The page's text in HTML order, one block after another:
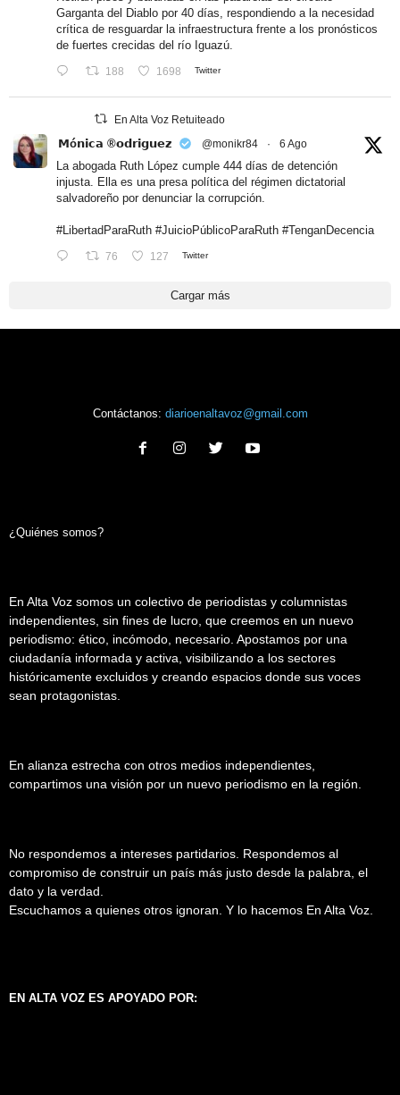
Garganta del Diablo por 40 días, respondiendo a la necesidad
crítica de resguardar la infraestructura frente a los pronósticos
de fuertes crecidas del río Iguazú.
188 1698 Twitter
En Alta Voz Retuiteado
𝗠ó𝗻𝗶𝗰𝗮 ®𝗼𝗱𝗿𝗶𝗴𝘂𝗲𝘇 @monikr84 · 6 Ago
La abogada Ruth López cumple 444 días de detención
injusta. Ella es una presa política del régimen dictatorial
salvadoreño por denunciar la corrupción.
#LibertadParaRuth #JuicioPúblicoParaRuth #TenganDecencia
76 127 Twitter
Cargar más
Contáctanos: diarioenaltavoz@gmail.com
¿Quiénes somos?
En Alta Voz somos un colectivo de periodistas y columnistas
independientes, sin fines de lucro, que creemos en un nuevo
periodismo: ético, incómodo, necesario. Apostamos por una
ciudadanía informada y activa, visibilizando a los sectores
históricamente excluidos y creando espacios donde sus voces
sean protagonistas.
En alianza estrecha con otros medios independientes,
compartimos una visión por un nuevo periodismo en la región.
No respondemos a intereses partidarios. Respondemos al
compromiso de construir un país más justo desde la palabra, el
dato y la verdad.
Escuchamos a quienes otros ignoran. Y lo hacemos En Alta Voz.
EN ALTA VOZ ES APOYADO POR: